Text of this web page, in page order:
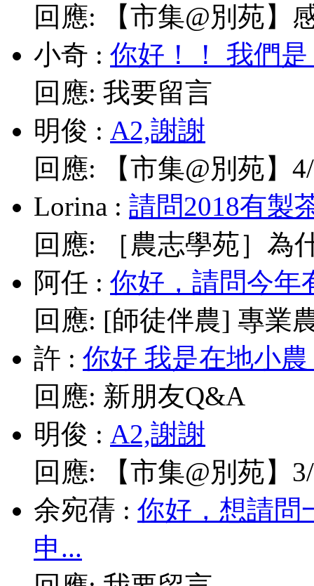
回應:
【市集@別苑】
小奇 : 你好！！ 我們
回應: 我要留言
明俊 : A2,謝謝
回應:
【市集@別苑】
Lorina : 請問2018有製
回應:
［農志學苑］為
阿任 : 你好，請問今年
回應: [師徒伴農] 專業
許 : 你好 我是在地小
回應: 新朋友Q&A
明俊 : A2,謝謝
回應:
【市集@別苑】
余宛蒨 : 你好，想請問
申...